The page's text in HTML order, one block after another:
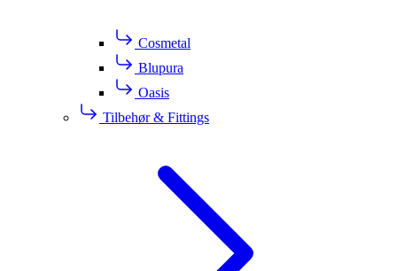
Cosmetal
Blupura
Oasis
Tilbehør & Fittings